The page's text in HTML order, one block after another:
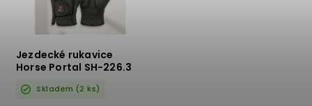
Jezdecké rukavice
Horse Portal SH-226.3
Skladem (2 ks)